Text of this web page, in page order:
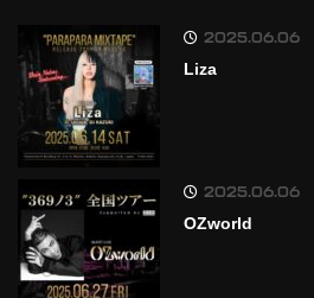
2025.06.06
Liza
2025.06.06
OZworld